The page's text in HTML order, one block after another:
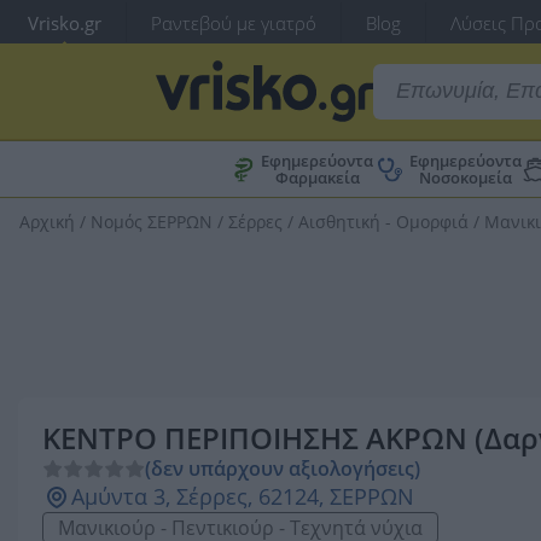
Vrisko.gr Ραντεβού με γιατρό Blog Λύσεις
Εφημερεύοντα
Φαρμακεία
Εφημερεύοντα
Νοσοκομεία
Αρχική / Νομός ΣΕΡΡΩΝ / Σέρρες / Αισθητική - Ομορφιά /
ΚΕΝΤΡΟ ΠΕΡΙΠΟΙΗΣΗΣ ΑΚΡΩΝ
(δεν υπάρχουν αξιολογήσεις)
Αμύντα 3, Σέρρες, 62124, ΣΕΡΡΩΝ
Μανικιούρ - Πεντικιούρ - Τεχνητά νύχια